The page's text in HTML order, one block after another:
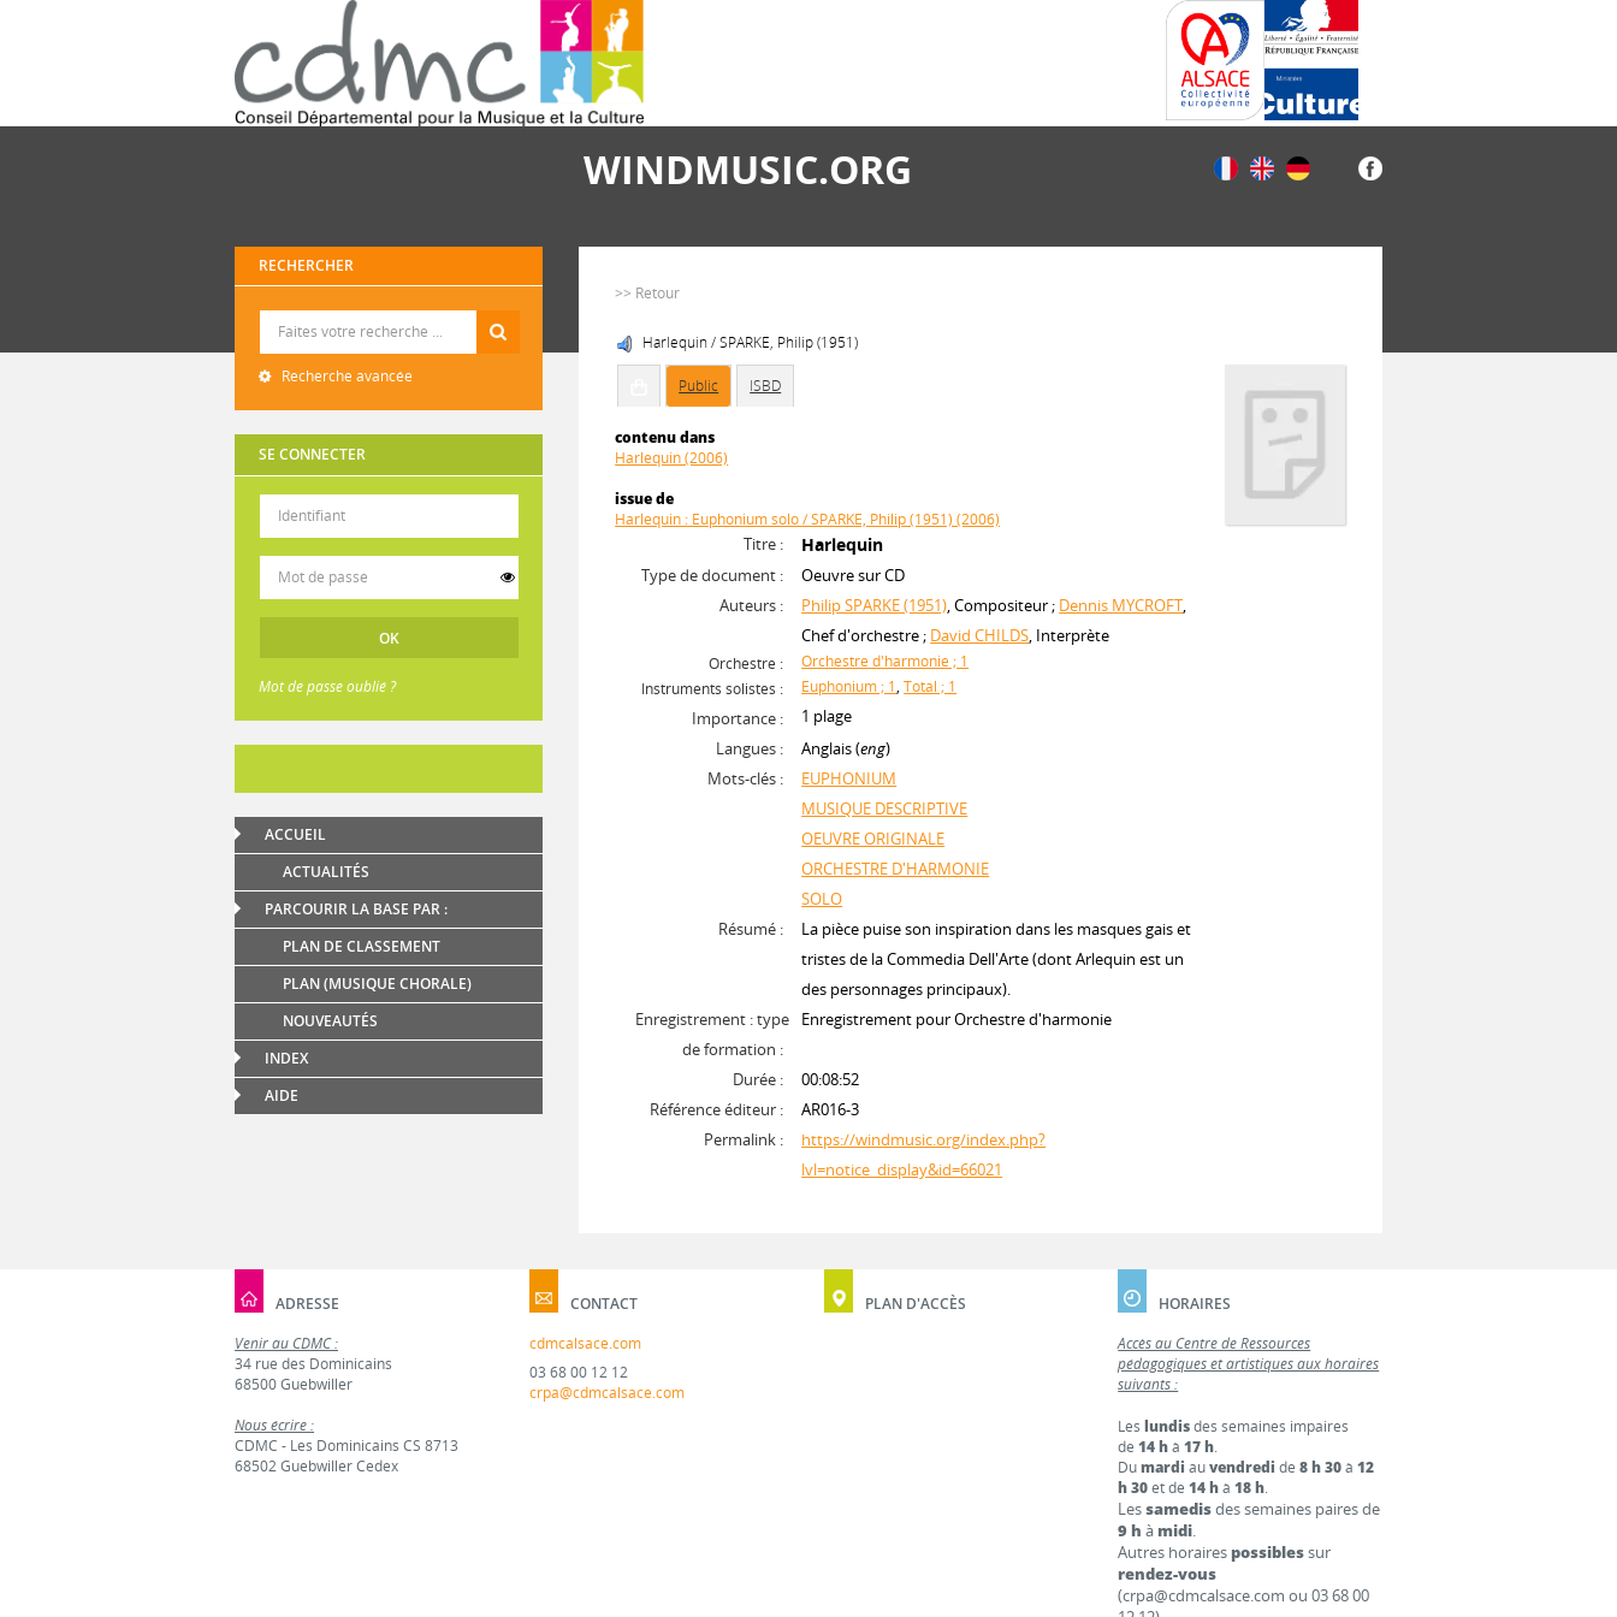
WINDMUSIC.ORG
RECHERCHER
Recherche avancée
SE CONNECTER
Mot de passe oublié ?
ACCUEIL
ACTUALITÉS
PARCOURIR LA BASE PAR :
PLAN DE CLASSEMENT
PLAN (MUSIQUE CHORALE)
NOUVEAUTÉS
INDEX
AIDE
>> Retour
Harlequin / SPARKE, Philip (1951)
Public ISBD
contenu dans
Harlequin (2006)
issue de
Harlequin : Euphonium solo / SPARKE, Philip (1951) (2006)
Titre : Harlequin
Type de document :
Oeuvre sur CD
Auteurs :
Philip SPARKE (1951), Compositeur ; Dennis MYCROFT,
Chef d'orchestre ; David CHILDS, Interprète
Orchestre :
Orchestre d'harmonie ; 1
Instruments solistes :
Euphonium ; 1,Total ; 1
Importance :
1 plage
Langues :
Anglais (eng)
Mots-clés :
EUPHONIUM
MUSIQUE DESCRIPTIVE
OEUVRE ORIGINALE
ORCHESTRE D'HARMONIE
SOLO
Résumé :
La pièce puise son inspiration dans les masques gais et
tristes de la Commedia Dell'Arte (dont Arlequin est un
des personnages principaux).
Enregistrement : type
de formation :
Enregistrement pour Orchestre d'harmonie
Durée :
00:08:52
Référence éditeur :
AR016-3
Permalink :
https://windmusic.org/index.php?
lvl=notice_display&id=66021
ADRESSE
Venir au CDMC :
34 rue des Dominicains
68500 Guebwiller
Nous écrire :
CDMC - Les Dominicains CS 8713
68502 Guebwiller Cedex
CONTACT
cdmcalsace.com
03 68 00 12 12
crpa@cdmcalsace.com
PLAN D'ACCÈS
HORAIRES
Accès au Centre de Ressources
pédagogiques et artistiques aux horaires
suivants :
Leslundisdes semaines impaires
de14 hà17 h.
Dumardi auvendredi de8 h 30à12
h 30et de14 hà18 h.
Lessamedisdes semaines paires de
9 h à midi.
Autres horaires possiblessur
rendez-vous
(crpa@cdmcalsace.com ou 03 68 00